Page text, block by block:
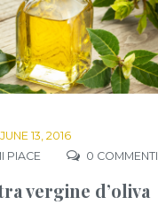
JUNE 13, 2016
PIACE 0 COMMENTI
vergine d’oliva